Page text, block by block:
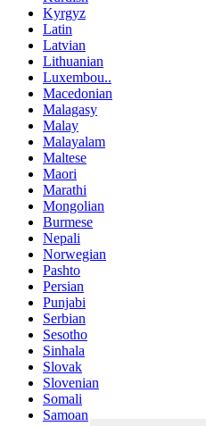
Kyrgyz
Latin
Latvian
Lithuanian
Luxembou..
Macedonian
Malagasy
Malay
Malayalam
Maltese
Maori
Marathi
Mongolian
Burmese
Nepali
Norwegian
Pashto
Persian
Punjabi
Serbian
Sesotho
Sinhala
Slovak
Slovenian
Somali
Samoan